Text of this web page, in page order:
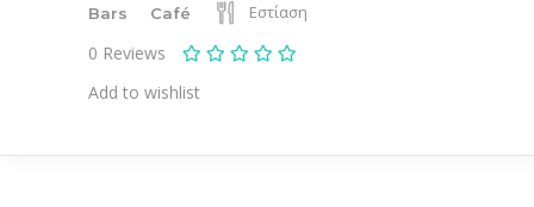
Bars Café Εστίαση
0 Reviews
Add to wishlist